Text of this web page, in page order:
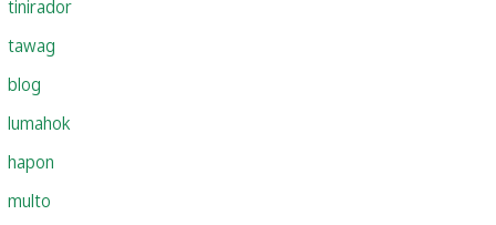
tinirador
tawag
blog
lumahok
hapon
multo